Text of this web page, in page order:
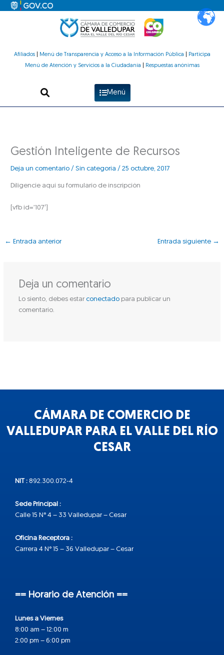
Afiliados| Menú de Transparencia y Acceso a la Información Pública
Participa
Menú de Atención y Servicios a la Ciudadanía
Respuestas anónimas
Menú
Gestión Inteligente de Recursos
Deja un comentario /Sin categoría /25 octubre, 2017
Diligencie aquí su formulario de inscripción
[vfb id=’107′]
← Entrada anterior Entrada siguiente →
Deja un comentario
Lo siento, debes estar conectadopara publicar un
comentario.
CÁMARA DE COMERCIO DE
VALLEDUPAR PARA EL VALLE DEL RÍO
CESAR
NIT : 892.300.072-4
Sede Principal :
Calle 15 N° 4 – 33 Valledupar – Cesar
Oficina Receptora :
Carrera 4 N° 15 – 36 Valledupar – Cesar
== Horario de Atención ==
Lunes a Viernes
8:00 am – 12:00 m
2:00 pm – 6:00 pm